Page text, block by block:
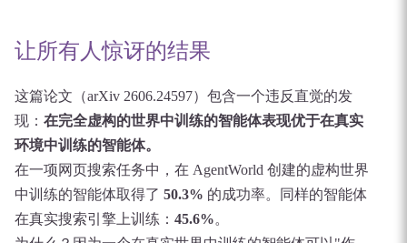
让所有人惊讶的结果
这篇论文（arXiv 2606.24597）包含一个违反直觉的发
现： 在完全虚构的世界中训练的智能体表现优于在真实
环境中训练的智能体。
在一项网页搜索任务中，在 AgentWorld 创建的虚构世界
中训练的智能体取得了 50.3% 的成功率。同样的智能体
在真实搜索引擎上训练： 45.6%。